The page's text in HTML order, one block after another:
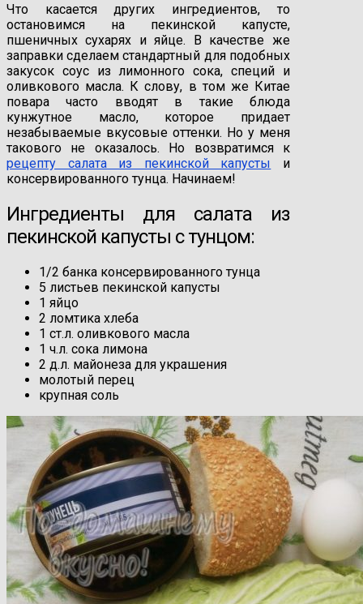
Что касается других ингредиентов, то
остановимся на пекинской капусте,
пшеничных сухарях и яйце. В качестве же
заправки сделаем стандартный для подобных
закусок соус из лимонного сока, специй и
оливкового масла. К слову, в том же Китае
повара часто вводят в такие блюда
кунжутное масло, которое придает
незабываемые вкусовые оттенки. Но у меня
такового не оказалось. Но возвратимся к
рецепту салата из пекинской капусты и
консервированного тунца. Начинаем!
Ингредиенты для салата из
пекинской капусты с тунцом:
1/2 банка консервированного тунца
5 листьев пекинской капусты
1 яйцо
2 ломтика хлеба
1 ст.л. оливкового масла
1 ч.л. сока лимона
2 д.л. майонеза для украшения
молотый перец
крупная соль